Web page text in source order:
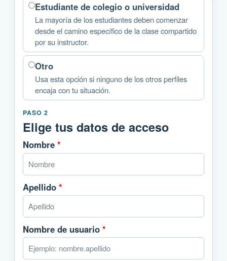
Estudiante de colegio o universidad
La mayoría de los estudiantes deben comenzar
desde el camino específico de la clase compartido
por su instructor.
Otro
Usa esta opción si ninguno de los otros perfiles
encaja con tu situación.
PASO 2
Elige tus datos de acceso
Nombre *
Apellido *
Nombre de usuario *